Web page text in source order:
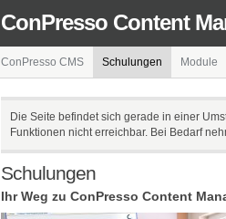
ConPresso Content
ConPresso CMS Schulungen Module
Die Seite befindet sich gerade in einer
Funktionen nicht erreichbar. Bei Bedarf
Schulungen
Ihr Weg zu ConPresso Content